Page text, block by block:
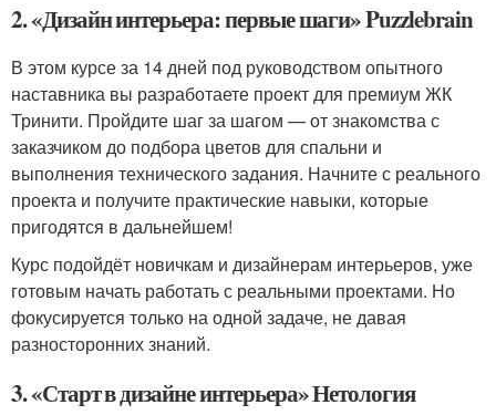
2. «Дизайн интерьера: первые шаги» Puzzlebrain
В этом курсе за 14 дней под руководством опытного
наставника вы разработаете проект для премиум ЖК
Тринити. Пройдите шаг за шагом — от знакомства с
заказчиком до подбора цветов для спальни и
выполнения технического задания. Начните с реального
проекта и получите практические навыки, которые
пригодятся в дальнейшем!
Курс подойдёт новичкам и дизайнерам интерьеров, уже
готовым начать работать с реальными проектами. Но
фокусируется только на одной задаче, не давая
разносторонних знаний.
3. «Старт в дизайне интерьера» Нетология